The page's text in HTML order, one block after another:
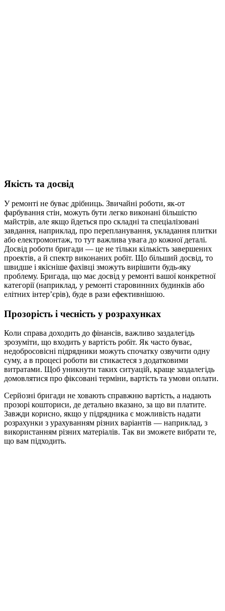
Якість та досвід
У ремонті не буває дрібниць. Звичайні роботи, як-от
фарбування стін, можуть бути легко виконані більшістю
майстрів, але якщо йдеться про складні та спеціалізовані
завдання, наприклад, про перепланування, укладання плитки
або електромонтаж, то тут важлива увага до кожної деталі.
Досвід роботи бригади — це не тільки кількість завершених
проектів, а й спектр виконаних робіт. Що більший досвід, то
швидше і якісніше фахівці зможуть вирішити будь-яку
проблему. Бригада, що має досвід у ремонті вашої конкретної
категорії (наприклад, у ремонті старовинних будинків або
елітних інтер’єрів), буде в рази ефективнішою.
Прозорість і чесність у розрахунках
Коли справа доходить до фінансів, важливо заздалегідь
зрозуміти, що входить у вартість робіт. Як часто буває,
недобросовісні підрядники можуть спочатку озвучити одну
суму, а в процесі роботи ви стикаєтеся з додатковими
витратами. Щоб уникнути таких ситуацій, краще заздалегідь
домовлятися про фіксовані терміни, вартість та умови оплати.
Серйозні бригади не ховають справжню вартість, а надають
прозорі кошториси, де детально вказано, за що ви платите.
Завжди корисно, якщо у підрядника є можливість надати
розрахунки з урахуванням різних варіантів — наприклад, з
використанням різних матеріалів. Так ви зможете вибрати те,
що вам підходить.